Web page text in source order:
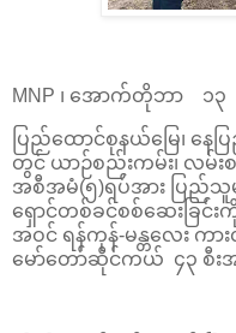
MNP ၊ အောက်တိုဘာ ၁၃
ပြည်ထောင်စုနယ်မြေ၊ နေ
တွင် ယာဉ်စည်းကမ်း၊ လမ်း
အစီအမံ(၅)ရပ်အား ပြည်သူ
ရှောင်တစ်ခင်စစ်ဆေးခြင်
အဝင် ရန်ကုန်-မန္တလေး ကာ
မော်တော်ဆိုင်ကယ် ၄၃ စီး